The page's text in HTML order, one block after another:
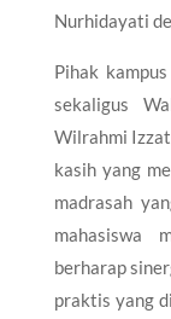
Nurhidayati
​Pihak
sekaligus
Wilrahmi
kasih yang
madrasah
mahasiswa
berharap
praktis yang